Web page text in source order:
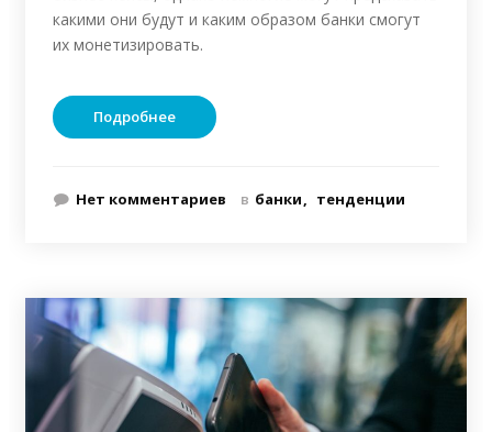
какими они будут и каким образом банки смогут
их монетизировать.
Подробнее
Нет комментариев в банки тенденции